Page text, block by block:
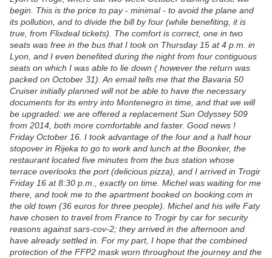
begin. This is the price to pay - minimal - to avoid the plane and
its pollution, and to divide the bill by four (while benefiting, it is
true, from Flixdeal tickets). The comfort is correct, one in two
seats was free in the bus that I took on Thursday 15 at 4 p.m. in
Lyon, and I even benefited during the night from four contiguous
seats on which I was able to lie down ( however the return was
packed on October 31). An email tells me that the Bavaria 50
Cruiser initially planned will not be able to have the necessary
documents for its entry into Montenegro in time, and that we will
be upgraded: we are offered a replacement Sun Odyssey 509
from 2014, both more comfortable and faster. Good news !
Friday October 16. I took advantage of the four and a half hour
stopover in Rijeka to go to work and lunch at the Boonker, the
restaurant located five minutes from the bus station whose
terrace overlooks the port (delicious pizza), and I arrived in Trogir
Friday 16 at 8:30 p.m., exactly on time. Michel was waiting for me
there, and took me to the apartment booked on booking.com in
the old town (36 euros for three people). Michel and his wife Faty
have chosen to travel from France to Trogir by car for security
reasons against sars-cov-2; they arrived in the afternoon and
have already settled in. For my part, I hope that the combined
protection of the FFP2 mask worn throughout the journey and the